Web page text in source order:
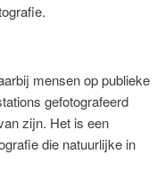
mensen op publieke
gefotografeerd
zijn. Het is een
die natuurlijke in